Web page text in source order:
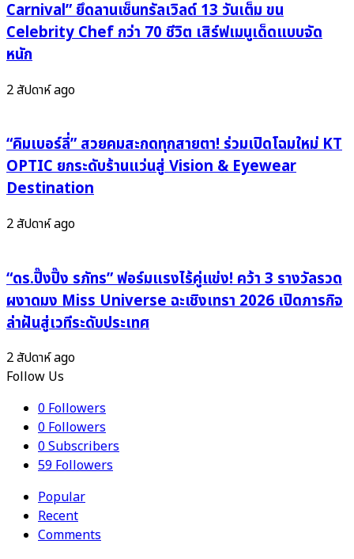
จาก
ทั้ง
6
ใน
สุดท้าย
ของ
วง!
Carnival” ยึดลานเซ็นทรัลเวิลด์ 13 วันเต็ม ขน
Celebrity Chef กว่า 70 ชีวิต เสิร์ฟเมนูเด็ดแบบจัด
หนัก
2 สัปดาห์ ago
“คิมเบอร์ลี่” สวยคมสะกดทุกสายตา! ร่วมเปิดโฉมใหม่ KT
OPTIC ยกระดับร้านแว่นสู่ Vision & Eyewear
Destination
2 สัปดาห์ ago
“ดร.ปิ๊งปิ๊ง รภัทร” ฟอร์มแรงไร้คู่แข่ง! คว้า 3 รางวัลรวด
ผงาดมง Miss Universe ฉะเชิงเทรา 2026 เปิดภารกิจ
ล่าฝันสู่เวทีระดับประเทศ
2 สัปดาห์ ago
Follow Us
0Followers
0Followers
0Subscribers
59Followers
Popular
Recent
Comments